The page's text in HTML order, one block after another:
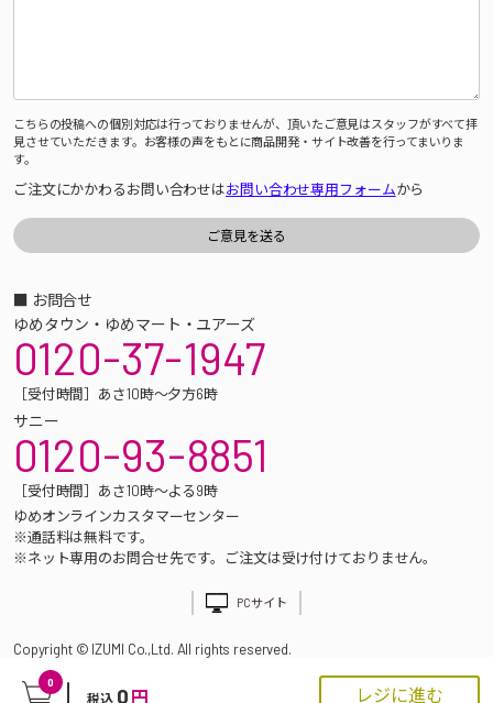
0
税込 0 円 レジに進む
こちらの投稿への個別対応は行っておりませんが、頂いたご意見はスタッフがすべて拝
見させていただきます。お客様の声をもとに商品開発・サイト改善を行ってまいりま
す。
ご注文にかかわるお問い合わせはお問い合わせ専用フォームから
■ お問合せ
ゆめタウン・ゆめマート・ユアーズ
0120-37-1947
［受付時間］あさ10時～夕方6時
サニー
0120-93-8851
［受付時間］あさ10時～よる9時
ゆめオンラインカスタマーセンター
※通話料は無料です。
※ネット専用のお問合せ先です。ご注文は受け付けておりません。
PCサイト
Copyright © IZUMI Co.,Ltd. All rights reserved.